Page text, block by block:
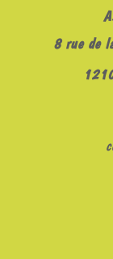
8 rue de